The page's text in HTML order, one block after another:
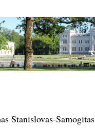
Stanislovas-Samogitas